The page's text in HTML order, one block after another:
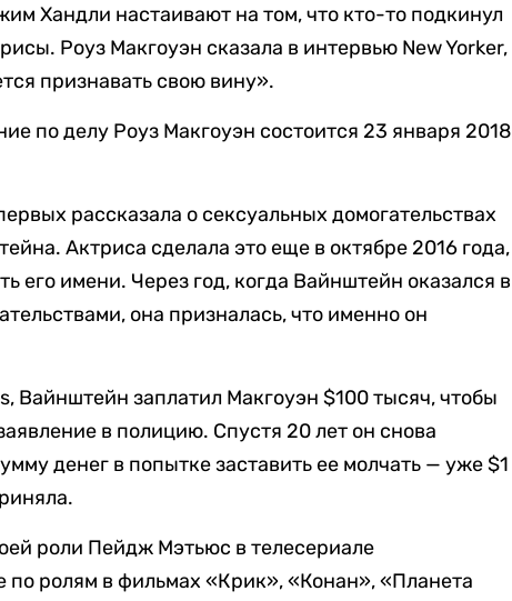
Хандли настаивают на том, что кто-то подкинул
Роуз Макгоуэн сказала в интервью New Yorker,
признавать свою вину».
по делу Роуз Макгоуэн состоится 23 января 2018
рассказала о сексуальных домогательствах
Актриса сделала это еще в октябре 2016 года,
его имени. Через год, когда Вайнштейн оказался в
она призналась, что именно он
Вайнштейн заплатил Макгоуэн $100 тысяч, чтобы
в полицию. Спустя 20 лет он снова
денег в попытке заставить ее молчать — уже $1
роли Пейдж Мэтьюс в телесериале
по ролям в фильмах «Крик», «Конан», «Планета